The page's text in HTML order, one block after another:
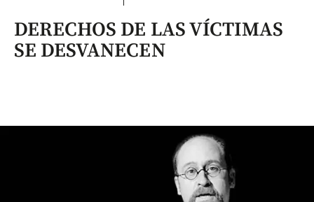
DERECHOS DE LAS VÍCTIMAS
SE DESVANECEN